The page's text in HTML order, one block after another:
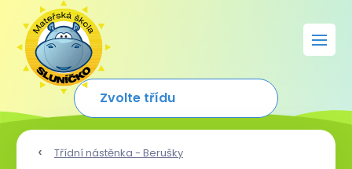
Třídní nástěnka - Berušky